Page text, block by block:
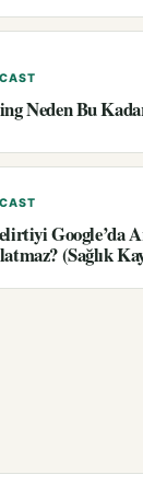
Neden Bu
Google’da
(Sağlık